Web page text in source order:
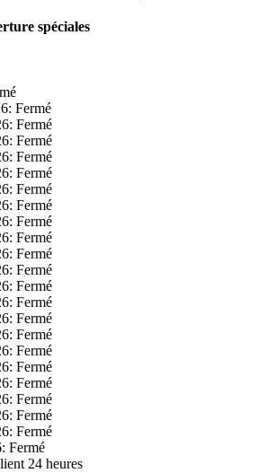
spéciales
Fermé
Fermé
Fermé
Fermé
Fermé
Fermé
Fermé
Fermé
Fermé
Fermé
Fermé
Fermé
Fermé
Fermé
Fermé
Fermé
Fermé
Fermé
Fermé
Fermé
Fermé
Fermé
24 heures